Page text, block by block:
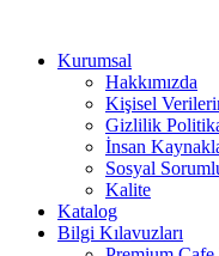
Kurumsal
Hakkımızda
Kişisel
Gizlilik
İnsan
Sosyal
Kalite
Katalog
Bilgi Kılavuzları